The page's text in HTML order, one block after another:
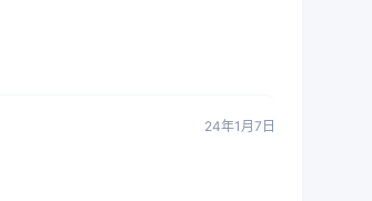
24年1月7日